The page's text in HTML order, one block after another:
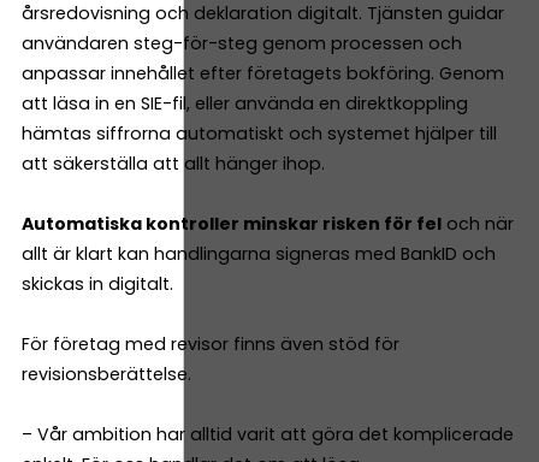
årsredovisning och deklaration digitalt. Tjänsten guidar
användaren steg-för-steg genom processen och
anpassar innehållet efter företagets bokföring. Genom
att läsa in en SIE-fil, eller använda en direktkoppling
hämtas siffrorna automatiskt och systemet hjälper till
att säkerställa att allt hänger ihop.
Automatiska kontroller minskar risken för fel och när
allt är klart kan handlingarna signeras med BankID och
skickas in digitalt.
För företag med revisor finns även stöd för
revisionsberättelse.
– Vår ambition har alltid varit att göra det komplicerade